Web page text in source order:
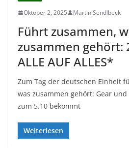
Oktober 2, 2025 Martin Sendlbeck
Führt zusammen,
zusammen gehört:
ALLE AUF ALLES*
Zum Tag der deutschen Einheit
was zusammen gehört: Gear und
zum 5.10 bekommt
Weiterlesen